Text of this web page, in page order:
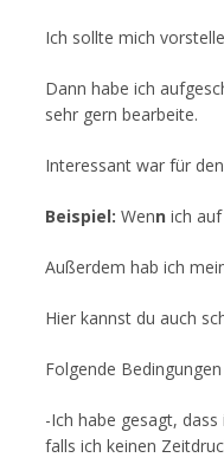
Ich sollte mich
Dann habe ich
sehr gern bearbeite.
Interessant war für
Beispiel: Wenn ich
Außerdem hab ich
Hier kannst du auch
Folgende
-Ich habe gesagt,
falls ich keinen